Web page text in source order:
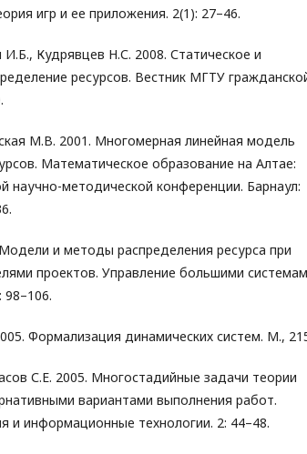
игр и ее приложения. 2(1): 27–46.
Кудрявцев Н.С. 2008. Статическое и
ресурсов. Вестник МГТУ
М.В. 2001. Многомерная линейная модель
Математическое образование на Алтае:
научно-методической конференции. Барнаул:
и методы распределения ресурса при
проектов. Управление большими
98–106.
Формализация динамических систем. М.,
С.Е. 2005. Многостадийные задачи теории
вариантами выполнения работ.
и информационные технологии. 2: 44–48.